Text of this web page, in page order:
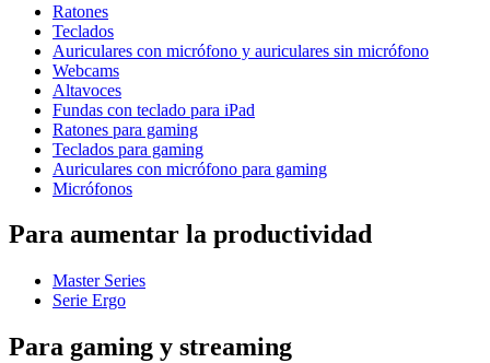
Ratones
Teclados
Auriculares con micrófono y auriculares sin micrófono
Webcams
Altavoces
Fundas con teclado para iPad
Ratones para gaming
Teclados para gaming
Auriculares con micrófono para gaming
Micrófonos
Para aumentar la productividad
Master Series
Serie Ergo
Para gaming y streaming